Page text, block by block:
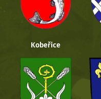
Kobeřice